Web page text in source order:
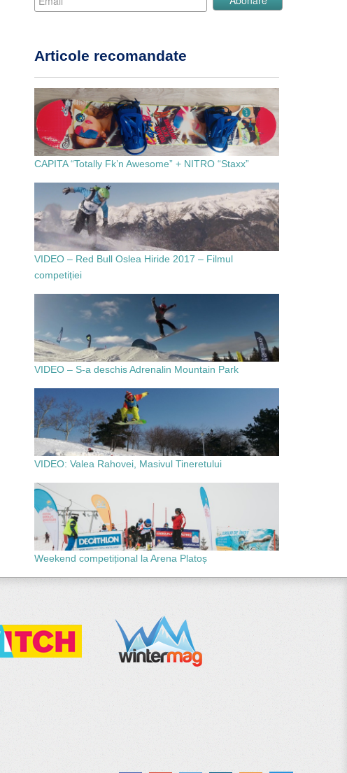
Articole recomandate
CAPITA “Totally Fk’n Awesome” + NITRO “Staxx”
VIDEO – Red Bull Oslea Hiride 2017 – Filmul
competiției
VIDEO – S-a deschis Adrenalin Mountain Park
VIDEO: Valea Rahovei, Masivul Tineretului
Weekend competițional la Arena Platoș